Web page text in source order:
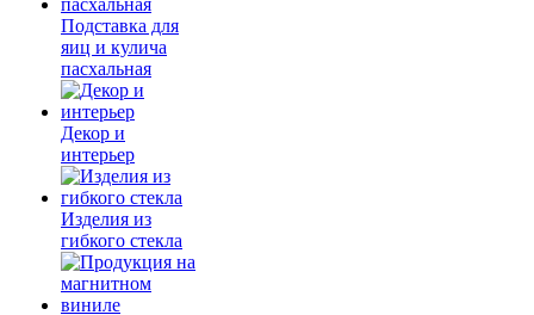
Подставка для
яиц и кулича
пасхальная
Декор и
интерьер
Изделия из
гибкого стекла